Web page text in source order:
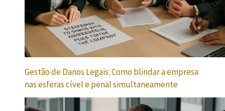
Gestão de Danos Legais: Como blindar a empresa
nas esferas cível e penal simultaneamente